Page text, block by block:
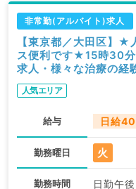
非常勤(アルバイト)求人
【東京都／大田区】★
ス便利です★15時30
求人・様々な治療の経
人気エリア
給与 日給
勤務曜日 火
勤務時間 日勤午